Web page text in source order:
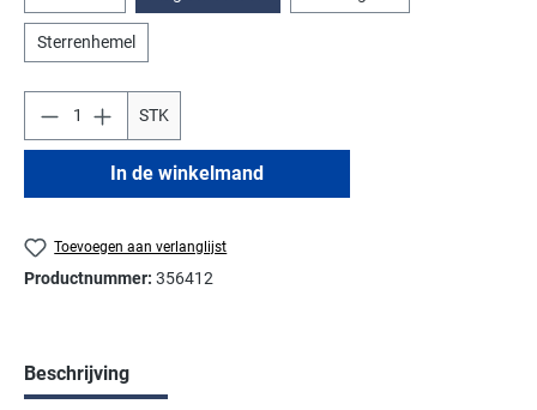
Sterrenhemel
STK
In de winkelmand
Toevoegen aan verlanglijst
Productnummer: 356412
Beschrijving